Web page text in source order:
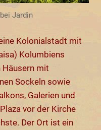
Jardin
Kolonialstadt mit
Kolumbiens
Häusern mit
Sockeln sowie
Galerien und
vor der Kirche
Der Ort ist ein